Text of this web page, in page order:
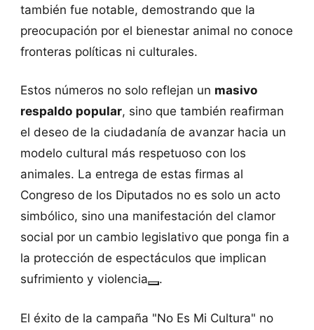
también fue notable, demostrando que la
preocupación por el bienestar animal no conoce
fronteras políticas ni culturales​.
Estos números no solo reflejan un masivo
respaldo popular, sino que también reafirman
el deseo de la ciudadanía de avanzar hacia un
modelo cultural más respetuoso con los
animales. La entrega de estas firmas al
Congreso de los Diputados no es solo un acto
simbólico, sino una manifestación del clamor
social por un cambio legislativo que ponga fin a
la protección de espectáculos que implican
sufrimiento y violencia​
.
El éxito de la campaña "No Es Mi Cultura" no